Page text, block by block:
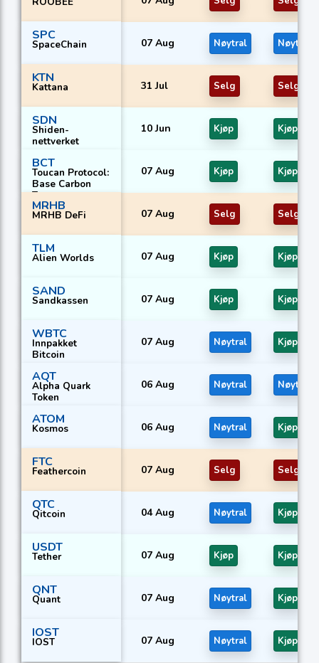
SPC
SpaceChain 07 Aug Nøytral Nøytral
KTN
Kattana 31 Jul Selg Selg
SDN
Shiden-
nettverket
10 Jun Kjøp Kjøp
BCT
Toucan Protocol:
Base Carbon
Tonne
07 Aug Kjøp Kjøp
MRHB
MRHB DeFi 07 Aug Selg Selg
TLM
Alien Worlds 07 Aug Kjøp Kjøp
SAND
Sandkassen 07 Aug Kjøp Kjøp
WBTC
Innpakket
Bitcoin
07 Aug Nøytral Kjøp
AQT
Alpha Quark
Token
06 Aug Nøytral Nøytral
ATOM
Kosmos 06 Aug Nøytral Kjøp
FTC
Feathercoin 07 Aug Selg Selg
QTC
Qitcoin 04 Aug Nøytral Kjøp
USDT
Tether 07 Aug Kjøp Kjøp
QNT
Quant 07 Aug Nøytral Kjøp
IOST
IOST 07 Aug Nøytral Kjøp